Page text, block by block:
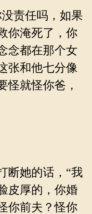
责任吗，如果
你淹死了，你
念都在那个女
张和他七分像
怪就怪你爸，
断她的话，“我
皮厚的，你婚
你前夫？怪你